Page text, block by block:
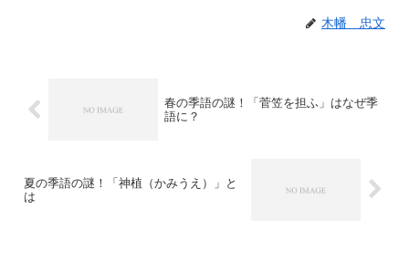
木幡 忠文
春の季語の謎！「菅笠を担ふ」はなぜ季
語に？
夏の季語の謎！「神植（かみうえ）」と
は